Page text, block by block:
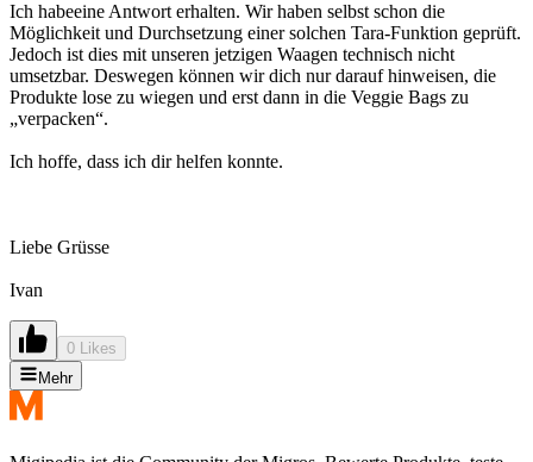
Ich habeeine Antwort erhalten. Wir haben selbst schon die
Möglichkeit und Durchsetzung einer solchen Tara-Funktion geprüft.
Jedoch ist dies mit unseren jetzigen Waagen technisch nicht
umsetzbar. Deswegen können wir dich nur darauf hinweisen, die
Produkte lose zu wiegen und erst dann in die Veggie Bags zu
„verpacken“.
Ich hoffe, dass ich dir helfen konnte.
Liebe Grüsse
Ivan
0 Likes
Mehr